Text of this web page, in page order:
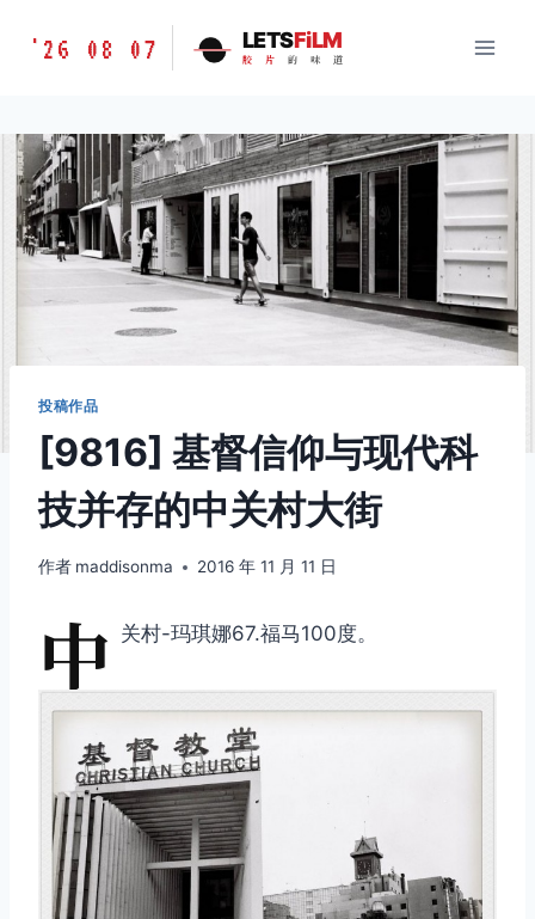
胶
味
道
LETSFILM
'26 08 07 LETSFiLM
胶 片 的 味 道
投稿作品
[9816] 基督信仰与现代科
技并存的中关村大街
作者 maddisonma 2016 年 11 月 11 日
中 关村-玛琪娜67.福马100度。